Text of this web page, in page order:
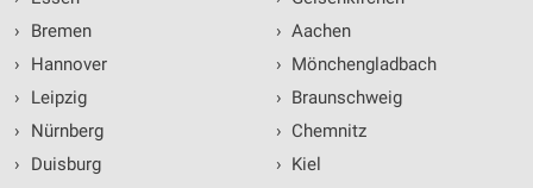
›
Bremen
›
Hannover
›
Leipzig
›
Nürnberg
›
Duisburg
› Aachen
› Mönchengladbach
› Braunschweig
› Chemnitz
› Kiel